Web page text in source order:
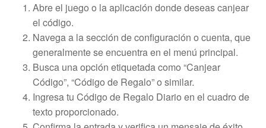
Abre el juego o la aplicación donde deseas canjear
el código.
Navega a la sección de configuración o cuenta, que
generalmente se encuentra en el menú principal.
Busca una opción etiquetada como “Canjear
Código”, “Código de Regalo” o similar.
Ingresa tu Código de Regalo Diario en el cuadro de
texto proporcionado.